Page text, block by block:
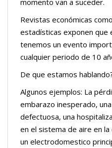
momento van a suceder.
Revistas económicas
estadísticas exponen que
tenemos un evento
cualquier periodo de 10
De que estamos
Algunos ejemplos: La
embarazo inesperado,
defectuosa, una
en el sistema de aire en la
un electrodomestico